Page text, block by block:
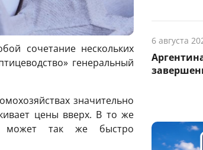
сочетание нескольких
генеральный
значительно
цены вверх. В то же
может так же быстро
6 августа